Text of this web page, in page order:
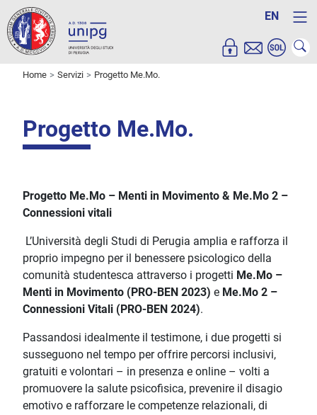
EN
Home Servizi Progetto Me.Mo.
Progetto Me.Mo.
Progetto Me.Mo – Menti in Movimento & Me.Mo 2 –
Connessioni vitali
L’Università degli Studi di Perugia amplia e rafforza il
proprio impegno per il benessere psicologico della
comunità studentesca attraverso i progetti Me.Mo –
Menti in Movimento (PRO-BEN 2023) e Me.Mo 2 –
Connessioni Vitali (PRO-BEN 2024).
Passandosi idealmente il testimone, i due progetti si
susseguono nel tempo per offrire percorsi inclusivi,
gratuiti e volontari – in presenza e online – volti a
promuovere la salute psicofisica, prevenire il disagio
emotivo e rafforzare le competenze relazionali, di